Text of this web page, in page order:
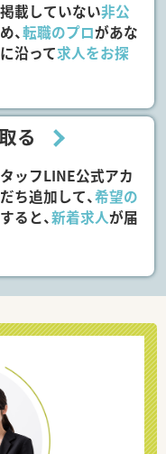
載していない非公
、転職のプロがあな
沿って求人をお探
る
ッフLINE公式アカ
ち追加して、希望の
すると、新着求人が届